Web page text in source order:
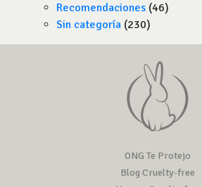
Recomendaciones (46)
Sin categoría (230)
ONG Te Protejo
Blog Cruelty-free